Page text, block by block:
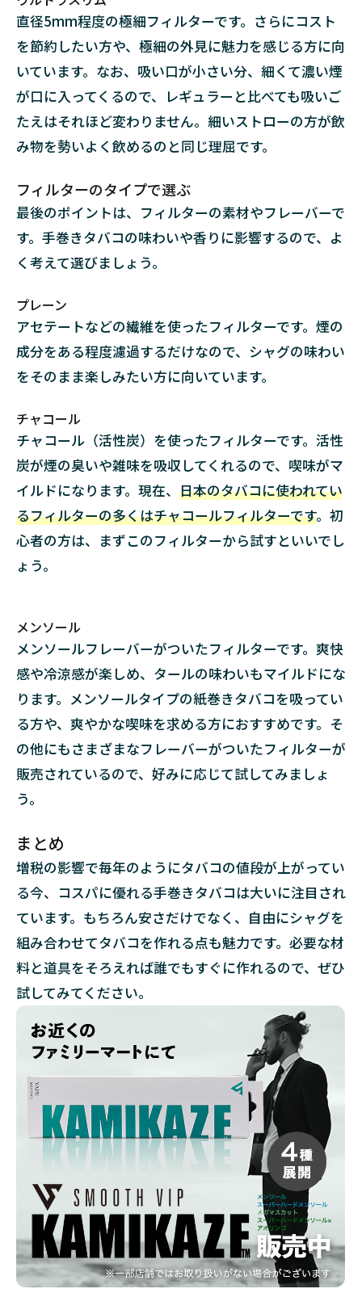
直径5mm程度の極細フィルターです。さらにコスト
を節約したい方や、極細の外見に魅力を感じる方に向
いています。なお、吸い口が小さい分、細くて濃い煙
が口に入ってくるので、レギュラーと比べても吸いご
たえはそれほど変わりません。細いストローの方が飲
み物を勢いよく飲めるのと同じ理屈です。
フィルターのタイプで選ぶ
最後のポイントは、フィルターの素材やフレーバーで
す。手巻きタバコの味わいや香りに影響するので、よ
く考えて選びましょう。
プレーン
アセテートなどの繊維を使ったフィルターです。煙の
成分をある程度濾過するだけなので、シャグの味わい
をそのまま楽しみたい方に向いています。
チャコール
チャコール（活性炭）を使ったフィルターです。活性
炭が煙の臭いや雑味を吸収してくれるので、喫味がマ
イルドになります。現在、 日本のタバコに使われてい
るフィルターの多くはチャコールフィルターです。初
心者の方は、まずこのフィルターから試すといいでし
ょう。
メンソール
メンソールフレーバーがついたフィルターです。爽快
感や冷涼感が楽しめ、タールの味わいもマイルドにな
ります。メンソールタイプの紙巻きタバコを吸ってい
る方や、爽やかな喫味を求める方におすすめです。そ
の他にもさまざまなフレーバーがついたフィルターが
販売されているので、好みに応じて試してみましょ
う。
まとめ
増税の影響で毎年のようにタバコの値段が上がってい
る今、コスパに優れる手巻きタバコは大いに注目され
ています。もちろん安さだけでなく、自由にシャグを
組み合わせてタバコを作れる点も魅力です。必要な材
料と道具をそろえれば誰でもすぐに作れるので、ぜひ
試してみてください。